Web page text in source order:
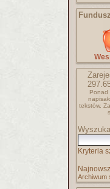
Ponad
tekstów.
Kryteria
Archiwum